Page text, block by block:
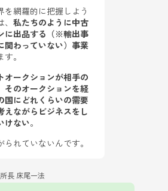
を網羅的に把握しよう
私たちのように中古
に出品する（※輸出事
関わっていない）事業
。
オークションが相手の
そのオークションを経
国にどれくらいの需要
えながらビジネスをし
けない。
れていないんです。
長 床尾一法